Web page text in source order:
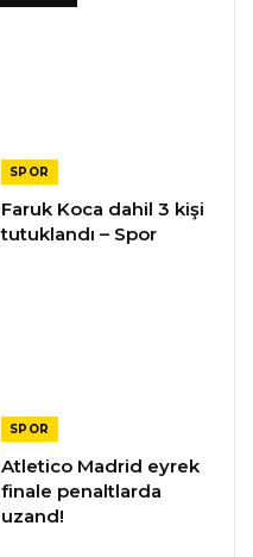
SPOR
Faruk Koca dahil 3 kişi
tutuklandı – Spor
SPOR
Atletico Madrid eyrek
finale penaltlarda
uzand!